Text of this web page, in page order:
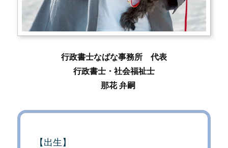
行政書士なばな事務所 代表
行政書士・社会福祉士
那花 弁嗣
【出生】